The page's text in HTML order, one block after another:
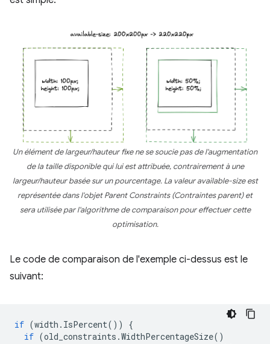
Un élément de largeur/hauteur fixe ne se soucie pas de l'augmentation
de la taille disponible qui lui est attribuée, contrairement à une
largeur/hauteur basée sur un pourcentage. La valeuravailable-sizeest
représentée dans l'objetParent Constraints(Contraintes parent) et
sera utilisée par l'algorithme de comparaison pour effectuer cette
optimisation.
Le code de comparaison de l'exemple ci-dessus est le
suivant:
if (width . IsPercent())
{
if (old_constraints .WidthPercentageSize()